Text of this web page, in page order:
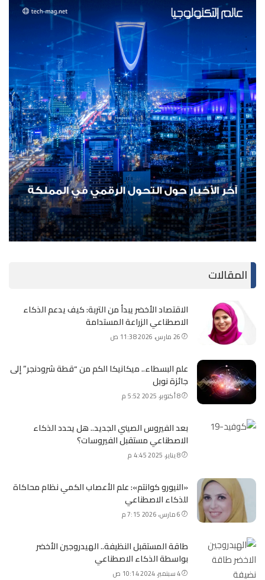
المقالات
الاقتصاد الأخضر يبدأ من التربة: كيف يدعم الذكاء
الاصطناعي الزراعة المستدامة
26 مارس، 2026 11:38 ص
علم البسطاء.. ميكانيكا الكم من “قطة شرودنجر” إلى
جائزة نوبل
8 أكتوبر، 2025 5:52 م
بعد الفيروس الصيني الجديد.. هل يحدد الذكاء
الاصطناعي مستقبل الفيروسات؟
8 يناير، 2025 4:45 م
«النيورو كوانتم»: علم الأعصاب الكمي نظام محاكاة
للذكاء الاصطناعي
6 مارس، 2026 7:15 م
طاقة المستقبل النظيفة.. الهيدروجين الأخضر
بواسطة الذكاء الاصطناعي
4 سبتمبر، 2024 10:14 ص